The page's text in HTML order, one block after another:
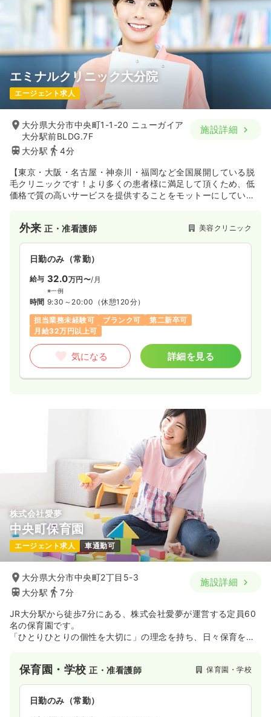
エミナルクリニック大分院
エージェント求人
大分県大分市中央町1-1-20 ニューガイア
大分駅前BLDG.7F
大分駅
4分
施設詳細
【東京・大阪・名古屋・神奈川・福岡など全国展開している脱
毛クリニックです！より多くの患者様に満足して頂くため、低
価格で質の高いサービスを提供することをモットーにしていま
外来正・准看護師 美容クリニック
日勤のみ（常勤）
給与 32.0万円〜/月
※一例
時間 9:30～20:00 （休憩120分）
担当業務未経験可
ブランク可
第二新卒可
月給32万円以上可
気になる 詳細を見る
株式会社愛夢
中央町保育園
エージェント求人 車通勤可
大分県大分市中央町2丁目5-3
大分駅
7分
施設詳細
JR大分駅から徒歩7分にある、株式会社愛夢が運営する定員60
名の保育園です。
「ひとりひとりの個性を大切に」の理念を持ち、日々保育を行
保育園・学校正・准看護師 保育園・学校
日勤のみ（常勤）